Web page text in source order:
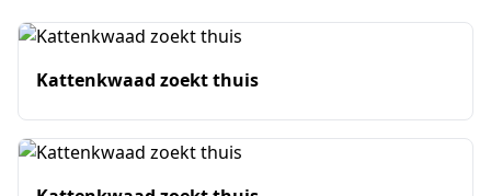
Kattenkwaad zoekt thuis